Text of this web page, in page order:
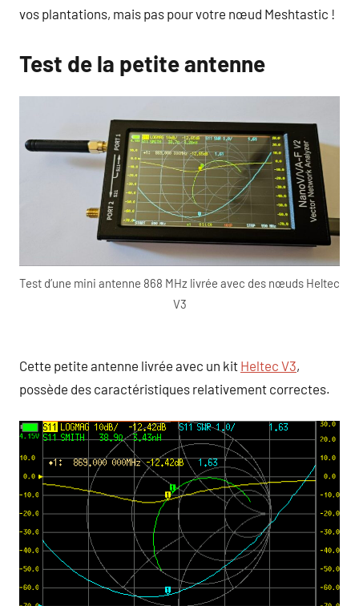
vos plantations, mais pas pour votre nœud Meshtastic !
Test de la petite antenne
Test d’une mini antenne 868 MHz livrée avec des nœuds Heltec
V3
Cette petite antenne livrée avec un kit Heltec V3,
possède des caractéristiques relativement correctes.